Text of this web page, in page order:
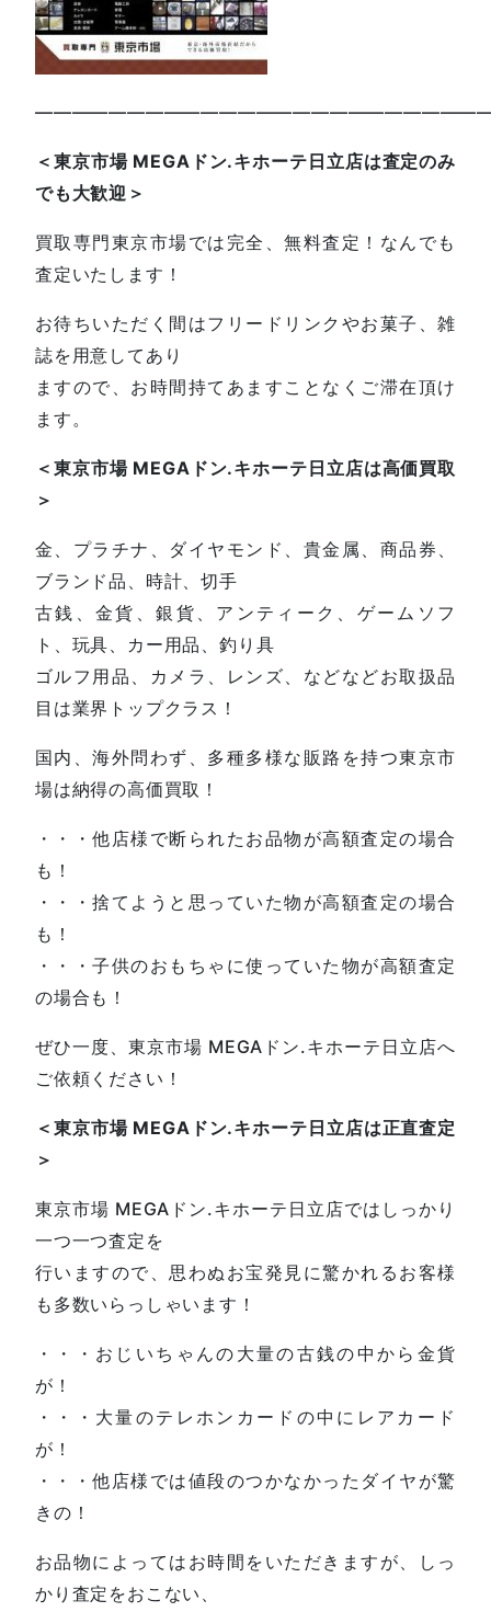
＜東京市場 MEGAドン.キホーテ日立店は査定のみ
でも大歓迎＞
買取専門東京市場では完全、無料査定！なんでも
査定いたします！
お待ちいただく間はフリードリンクやお菓子、雑
誌を用意してあり
ますので、お時間持てあますことなくご滞在頂け
ます。
＜東京市場 MEGAドン.キホーテ日立店は高価買取
＞
金、プラチナ、ダイヤモンド、貴金属、商品券、
ブランド品、時計、切手
古銭、金貨、銀貨、アンティーク、ゲームソフ
ト、玩具、カー用品、釣り具
ゴルフ用品、カメラ、レンズ、などなどお取扱品
目は業界トップクラス！
国内、海外問わず、多種多様な販路を持つ東京市
場は納得の高価買取！
・・・他店様で断られたお品物が高額査定の場合
も！
・・・捨てようと思っていた物が高額査定の場合
も！
・・・子供のおもちゃに使っていた物が高額査定
の場合も！
ぜひ一度、東京市場 MEGAドン.キホーテ日立店へ
ご依頼ください！
＜東京市場 MEGAドン.キホーテ日立店は正直査定
＞
東京市場 MEGAドン.キホーテ日立店ではしっかり
一つ一つ査定を
行いますので、思わぬお宝発見に驚かれるお客様
も多数いらっしゃいます！
・・・おじいちゃんの大量の古銭の中から金貨
が！
・・・大量のテレホンカードの中にレアカード
が！
・・・他店様では値段のつかなかったダイヤが驚
きの！
お品物によってはお時間をいただきますが、しっ
かり査定をおこない、